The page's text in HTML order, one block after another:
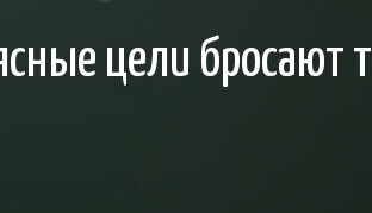
цели бросают